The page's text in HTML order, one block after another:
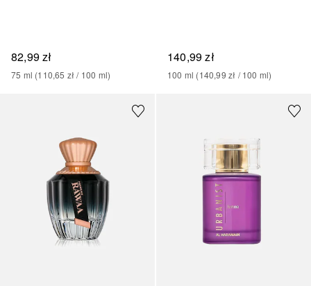
82,99 zł
75 ml (110,65 zł / 100 ml)
140,99 zł
100 ml (140,99 zł / 100 ml)